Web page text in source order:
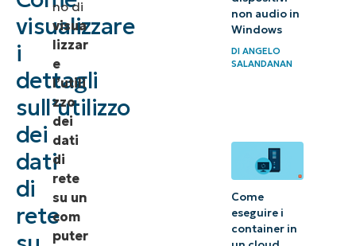
visualizzare
i
dettagli
sull’utilizzo
dei
dati
di
rete
dei dati di
Metodi per
no di
visua
lizzar
e
l’utili
zzo
dei
dati
di
rete
su un
com
puter
non audio in
Windows
DIANGELO
SALANDANAN
Come
eseguire i
container in